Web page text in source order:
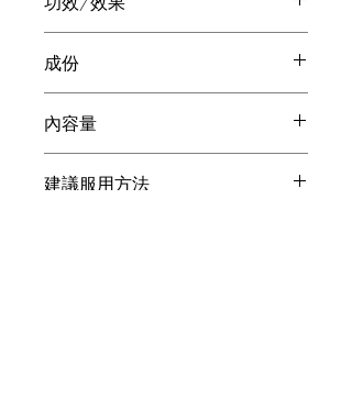
受環境污染和毒素侵害人仕
常做運動人仕
吸煙人仕
骨質疏鬆、骨軟化人仕
心臟更強健
提供更多能量予腦部細胞
抑制自由基的侵害
高效氧化功能
成份
內容量
建議服用方法